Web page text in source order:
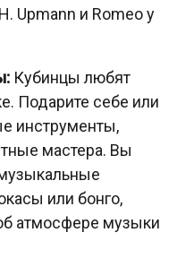
Upmann и Romeo y
Кубинцы любят
Подарите себе или
инструменты,
мастера. Вы
или бонго,
атмосфере музыки